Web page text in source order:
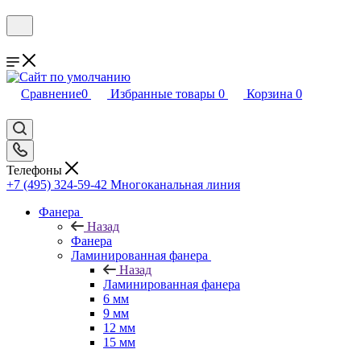
Сравнение0 Избранные товары 0 Корзина 0
Телефоны
+7 (495) 324-59-42 Многоканальная линия
Фанера
Назад
Фанера
Ламинированная фанера
Назад
Ламинированная фанера
6 мм
9 мм
12 мм
15 мм